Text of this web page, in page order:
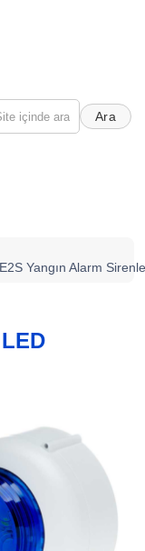
Ara
Yangın Alarm